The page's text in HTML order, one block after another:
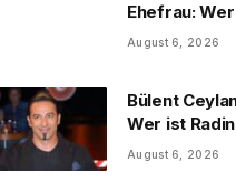
Ehefrau:
Käser?
August 6, 2026
Bülent
Wer ist
August 6, 2026